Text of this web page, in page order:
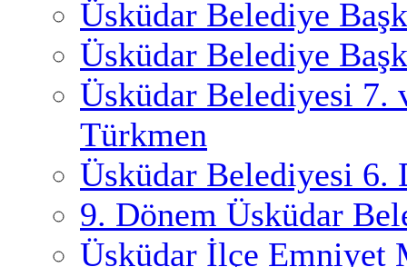
Üsküdar Belediye
Üsküdar Belediye
Üsküdar Belediyesi 7.
Türkmen
Üsküdar Belediyesi 6.
9. Dönem Üsküdar
Üsküdar İlçe Emniyet